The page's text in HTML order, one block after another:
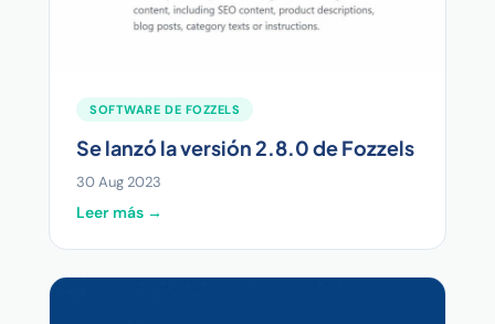
SOFTWARE DE FOZZELS
Se lanzó la versión 2.8.0 de Fozzels
30 Aug 2023
Leer más →